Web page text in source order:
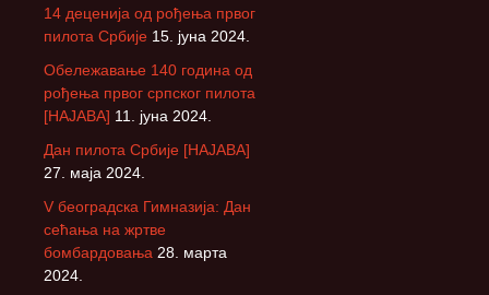
14 деценија од рођења првог
пилота Србије 15. јуна 2024.
Обележавање 140 година од
рођења првог српског пилота
[НАЈАВА] 11. јуна 2024.
Дан пилота Србије [НАЈАВА]
27. маја 2024.
V београдска Гимназија: Дан
сећања на жртве
бомбардовања 28. марта
2024.